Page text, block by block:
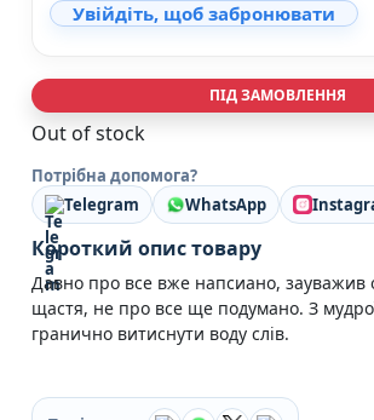
Саморозвиток, мотивація,
Батьківство та виховання
Книги про Україну
Біографічні твори
Біблії
Духовна література
Кулінарія
Ігри для дорослих
Зарубіжні письменники
Різдвяні / Зимові
Книги для дітей
Казки Вірші Оповідання
Увійдіть, щоб забронювати
ПІД ЗАМОВЛЕННЯ
Out of stock
Потрібна допомога?
Telegram
WhatsApp
Короткий опис товару
Давно про все вже напсиано, зауважив
щастя, не про все ще подумано. З
гранично витиснути воду слів.